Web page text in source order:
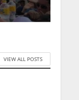
VIEW ALL POSTS